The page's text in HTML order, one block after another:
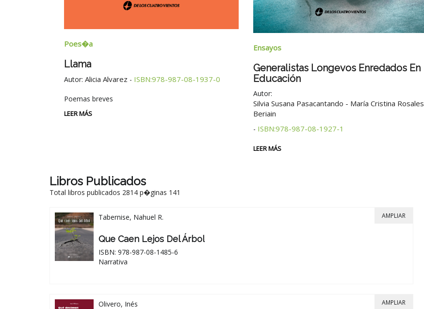
Poes�a
Llama
Autor: Alicia Alvarez - ISBN:978-987-08-1937-0
Poemas breves
LEER MÁS
Ensayos
Generalistas Longevos Enredados En
Educación
Autor:
Silvia Susana Pasacantando - María Cristina Rosales
Beriain
- ISBN:978-987-08-1927-1
LEER MÁS
Libros Publicados
Total libros publicados 2814 p�ginas 141
Tabernise, Nahuel R.
Que Caen Lejos Del Árbol
ISBN: 978-987-08-1485-6
Narrativa
AMPLIAR
Olivero, Inés AMPLIAR